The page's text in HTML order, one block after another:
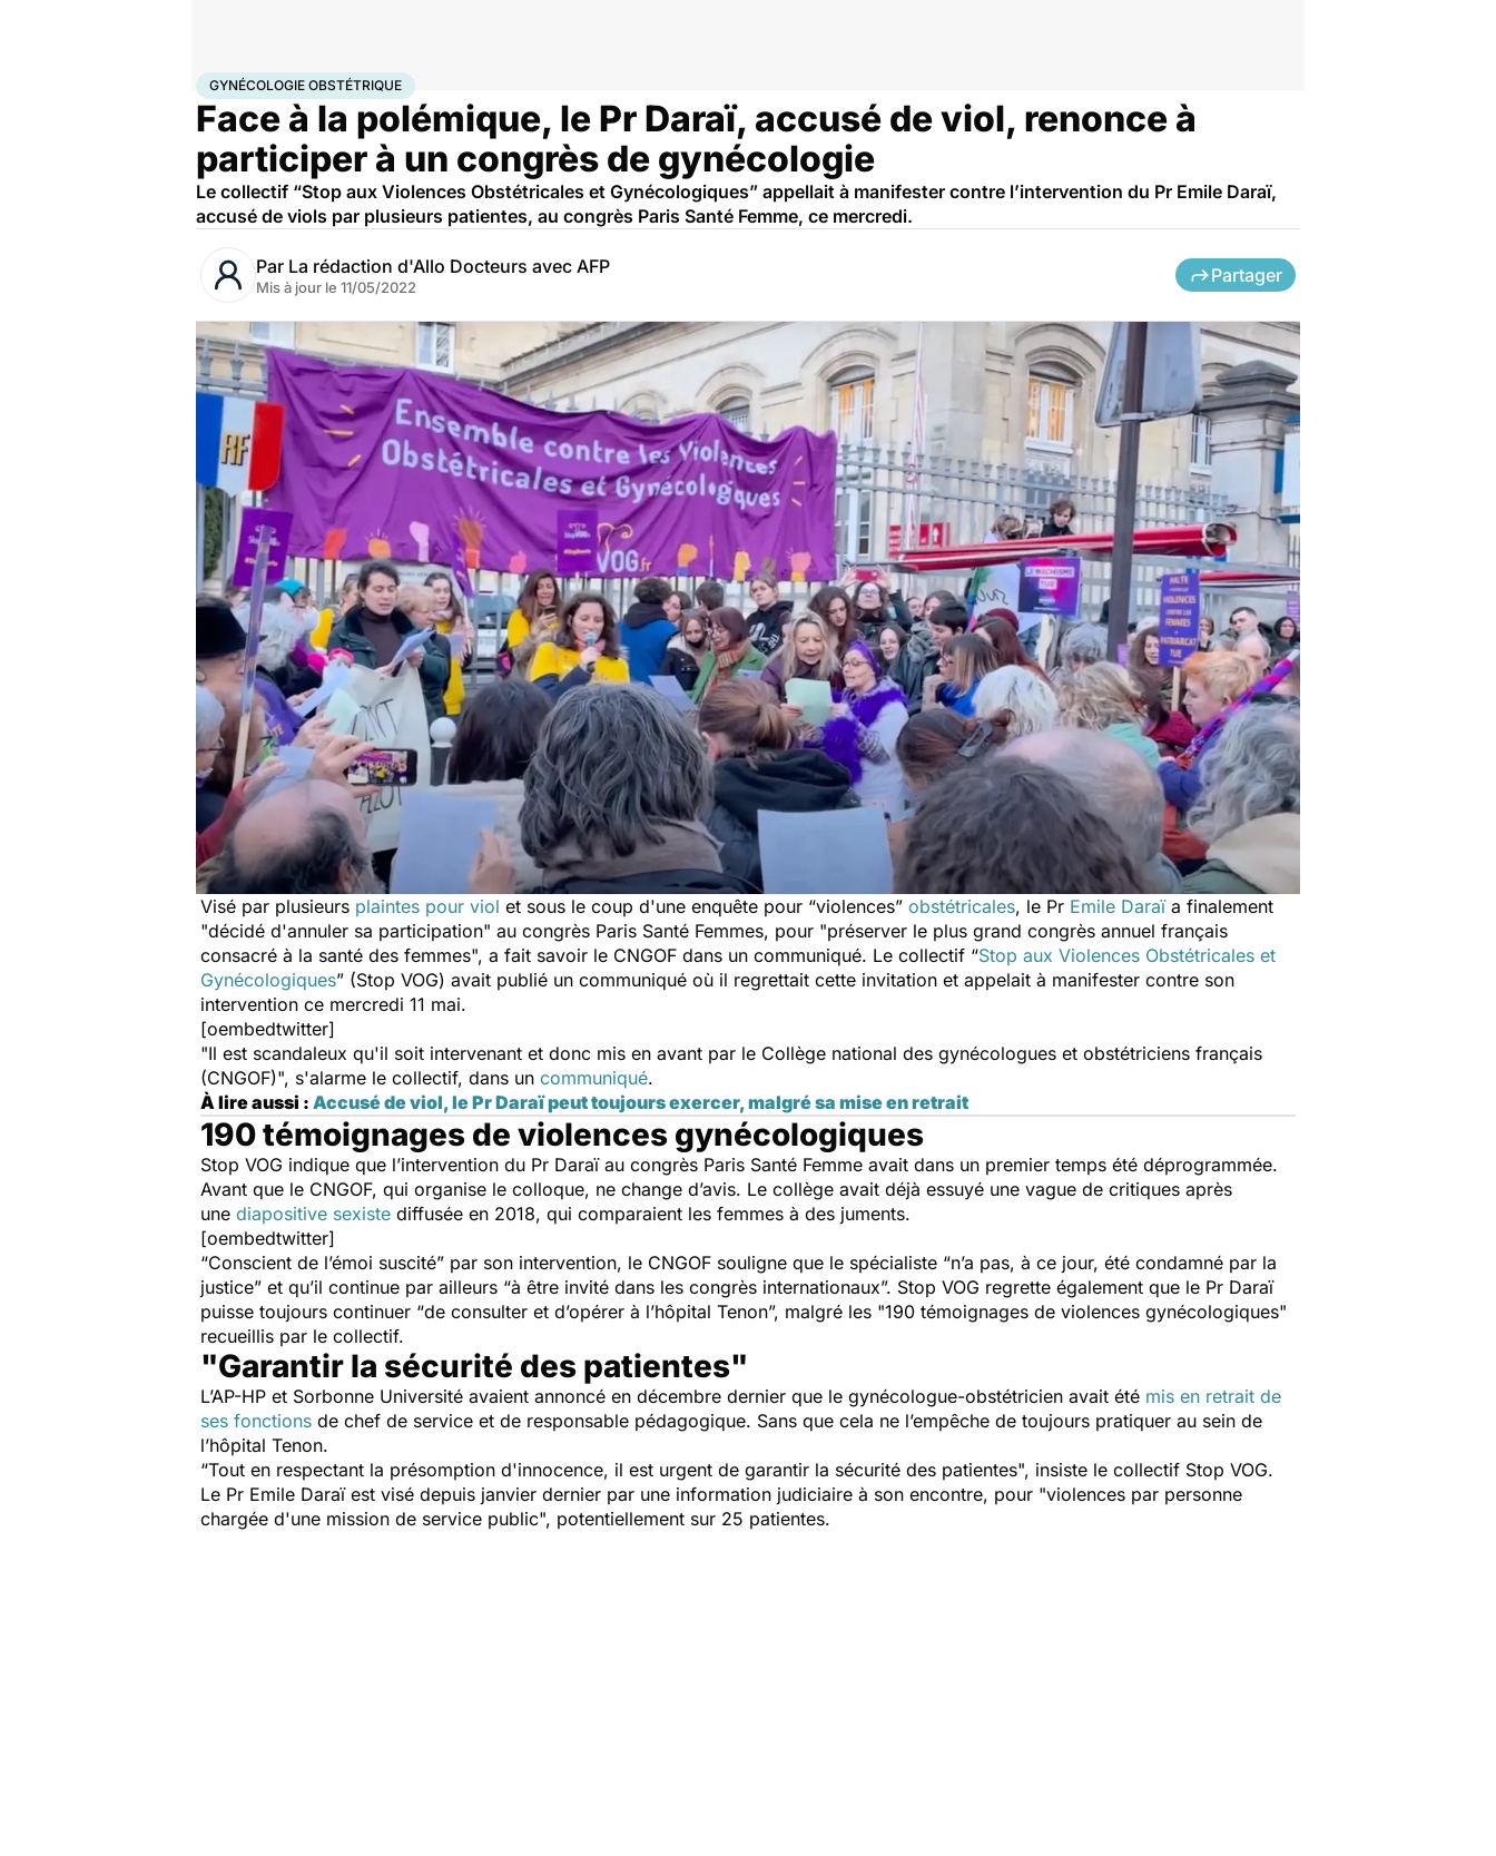
AccueilSantéSociétéJusticeGynécologie obstétrique
GYNÉCOLOGIE OBSTÉTRIQUE
Face à la polémique, le Pr Daraï, accusé de viol, renonce à
participer à un congrès de gynécologie
Le collectif “Stop aux Violences Obstétricales et Gynécologiques” appellait à manifester contre l’intervention du Pr Emile Daraï,
accusé de viols par plusieurs patientes, au congrès Paris Santé Femme, ce mercredi.
Par La rédaction d'Allo Docteurs avec AFP
Mis à jour le 11/05/2022
Partager
Visé par plusieurs plaintes pour viol et sous le coup d'une enquête pour “violences” obstétricales, le Pr Emile Daraïa finalement
"décidé d'annuler sa participation" au congrès Paris Santé Femmes, pour "préserver le plus grand congrès annuel français
consacré à la santé des femmes", a fait savoir le CNGOF dans un communiqué. Le collectif “Stop aux Violences Obstétricales et
Gynécologiques” (Stop VOG) avait publié un communiqué où il regrettait cette invitation et appelait à manifester contre son
intervention ce mercredi 11 mai.
[oembedtwitter]
"Il est scandaleux qu'il soit intervenant et donc mis en avant par le Collège national des gynécologues et obstétriciens français
(CNGOF)", s'alarme le collectif, dans un communiqué.
À lire aussi : Accusé de viol, le Pr Daraï peut toujours exercer, malgré sa mise en retrait
190 témoignages de violences gynécologiques
Stop VOG indique que l’intervention du Pr Daraï au congrès Paris Santé Femme avait dans un premier temps été déprogrammée.
Avant que le CNGOF, qui organise le colloque, ne change d’avis. Le collège avait déjà essuyé une vague de critiques après
une diapositive sexiste diffusée en 2018, qui comparaient les femmes à des juments.
[oembedtwitter]
“Conscient de l’émoi suscité” par son intervention, le CNGOF souligne que le spécialiste “n’a pas, à ce jour, été condamné par la
justice” et qu’il continue par ailleurs “à être invité dans les congrès internationaux”. Stop VOG regrette également que le Pr Daraï
puisse toujours continuer “de consulter et d’opérer à l’hôpital Tenon”, malgré les "190 témoignages de violences gynécologiques"
recueillis par le collectif.
"Garantir la sécurité des patientes"
L’AP-HP et Sorbonne Université avaient annoncé en décembre dernier que le gynécologue-obstétricien avait été mis en retrait de
ses fonctions de chef de service et de responsable pédagogique. Sans que cela ne l’empêche de toujours pratiquer au sein de
l’hôpital Tenon.
“Tout en respectant la présomption d'innocence, il est urgent de garantir la sécurité des patientes", insiste le collectif Stop VOG.
Le Pr Emile Daraï est visé depuis janvier dernier par une information judiciaire à son encontre, pour "violences par personne
chargée d'une mission de service public", potentiellement sur 25 patientes.